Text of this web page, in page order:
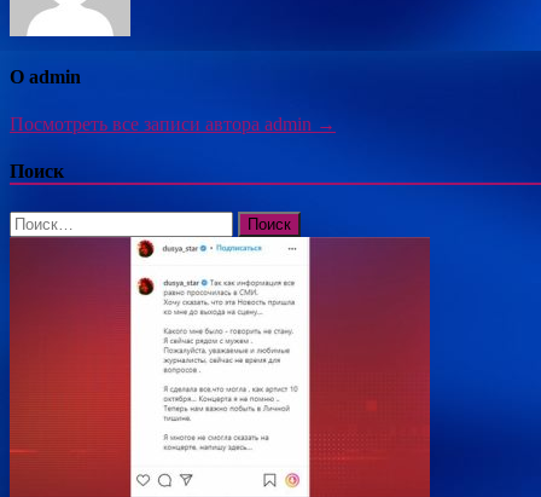
О admin
Посмотреть все записи автора admin →
Поиск
Найти: